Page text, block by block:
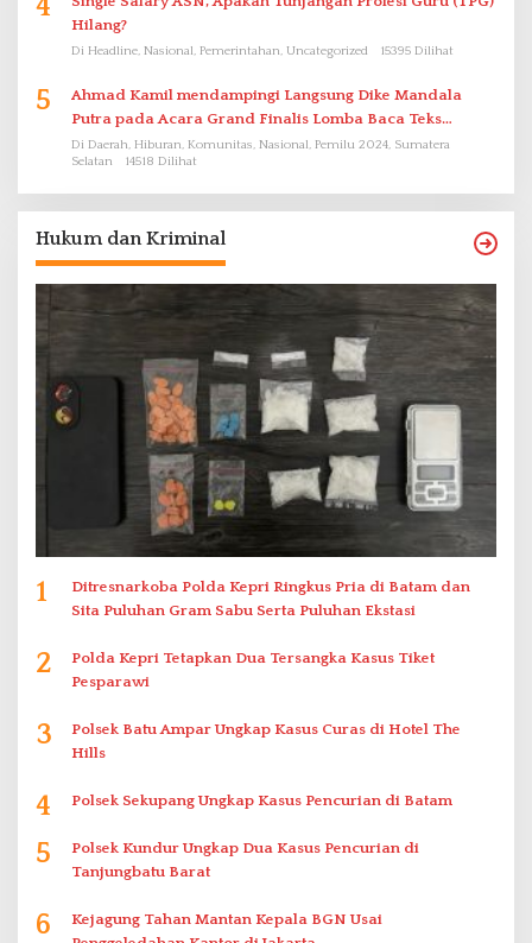
4
Hilang?
Di Headline, Nasional, Pemerintahan, Uncategorized 15395 Dilihat
5
Ahmad Kamil mendampingi Langsung Dike Mandala
Putra pada Acara Grand Finalis Lomba Baca Teks
Proklamasi Mirip Bung Karno di Bali
Di Daerah, Hiburan, Komunitas, Nasional, Pemilu 2024, Sumatera
Selatan
14518 Dilihat
Hukum dan Kriminal
1
Ditresnarkoba Polda Kepri Ringkus Pria di Batam dan
Sita Puluhan Gram Sabu Serta Puluhan Ekstasi
2
Polda Kepri Tetapkan Dua Tersangka Kasus Tiket
Pesparawi
3
Polsek Batu Ampar Ungkap Kasus Curas di Hotel The
Hills
4 Polsek Sekupang Ungkap Kasus Pencurian di Batam
5
Polsek Kundur Ungkap Dua Kasus Pencurian di
Tanjungbatu Barat
6
Kejagung Tahan Mantan Kepala BGN Usai